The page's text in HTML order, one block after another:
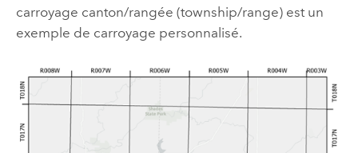
carroyage canton/rangée (township/range) est un
exemple de carroyage personnalisé.